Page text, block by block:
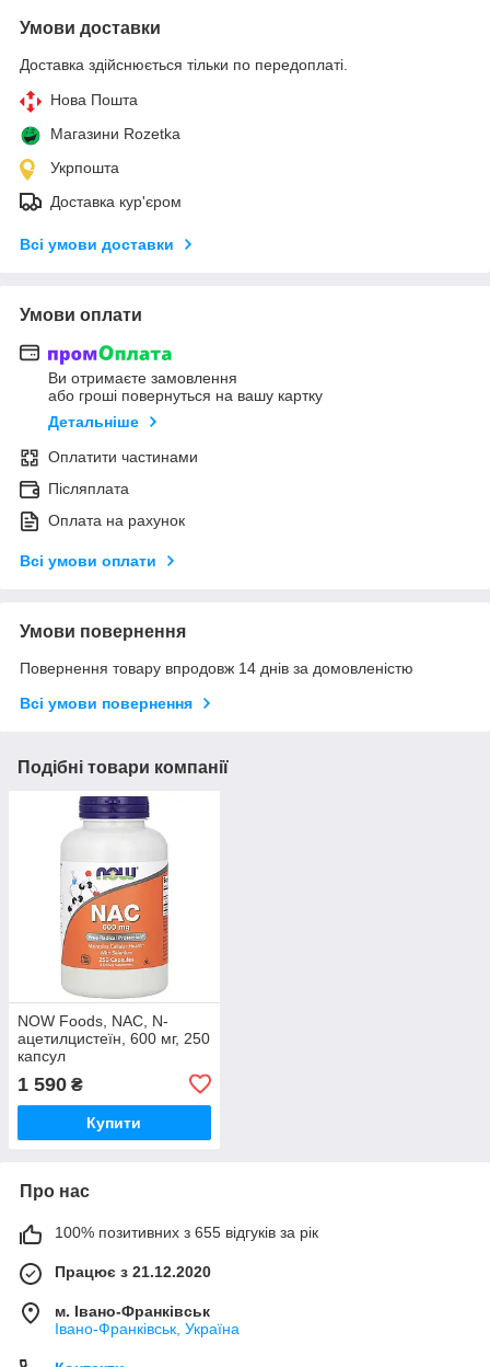
Умови доставки
Доставка здійснюється тільки по передоплаті.
Нова Пошта
Магазини Rozetka
Укрпошта
Доставка кур'єром
Всі умови доставки
Умови оплати
Ви отримаєте замовлення
або гроші повернуться на вашу картку
Детальніше
Оплатити частинами
Післяплата
Оплата на рахунок
Всі умови оплати
Умови повернення
Повернення товару впродовж 14 днів за домовленістю
Всі умови повернення
Подібні товари компанії
NOW Foods, NAC, N-
ацетилцистеїн, 600 мг, 250
капсул
1 590 ₴
Купити
Про нас
100% позитивних з 655 відгуків за рік
Працює з 21.12.2020
м. Івано-Франківськ
Івано-Франківськ, Україна